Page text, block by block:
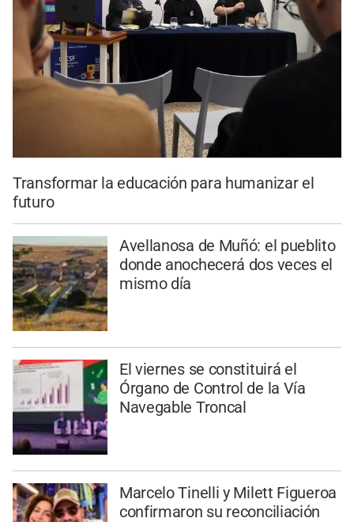
Transformar la educación para humanizar el
futuro
Avellanosa de Muñó: el pueblito
donde anochecerá dos veces el
mismo día
El viernes se constituirá el
Órgano de Control de la Vía
Navegable Troncal
Marcelo Tinelli y Milett Figueroa
confirmaron su reconciliación